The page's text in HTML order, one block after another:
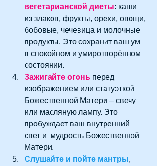
вегетарианской диеты: каши
из злаков, фрукты, орехи, овощи,
бобовые, чечевица и молочные
продукты. Это сохранит ваш ум
в спокойном и умиротворённом
состоянии.
Зажигайте огонь перед
изображением или статуэткой
Божественной Матери – свечу
или масляную лампу. Это
пробуждает ваш внутренний
свет и  мудрость Божественной
Матери.
Слушайте и пойте мантры,